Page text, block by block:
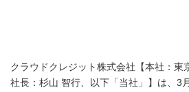
クラウドクレジット株式会社【本社：東
社長：杉山 智行、以下「当社」】は、3